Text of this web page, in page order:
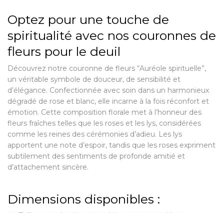
Optez pour une touche de
spiritualité avec nos couronnes de
fleurs pour le deuil
Découvrez notre couronne de fleurs “Auréole spirituelle”,
un véritable symbole de douceur, de sensibilité et
d’élégance. Confectionnée avec soin dans un harmonieux
dégradé de rose et blanc, elle incarne à la fois réconfort et
émotion. Cette composition florale met à l’honneur des
fleurs fraîches telles que les roses et les lys, considérées
comme les reines des cérémonies d’adieu. Les lys
apportent une note d’espoir, tandis que les roses expriment
subtilement des sentiments de profonde amitié et
d’attachement sincère.
Dimensions disponibles :